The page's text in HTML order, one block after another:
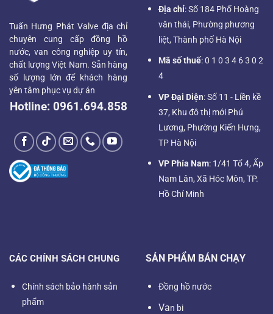
Tuấn Hưng Phát Valve địa chỉ
chuyên cung cấp đồng hồ
nước, van công nghiệp uy tín,
chất lượng Việt Nam. Sẵn hàng
số lượng lớn để khách hàng
yên tâm phục vụ dự án
Hotline: 0961.694.858
Địa chỉ: Số 184 Phố Hoàng
văn thái, Phường phương
liệt, Thành phố Hà Nội
Mã số thuế: 0 1 0 3 4 6 3 0 2
4
VP Đại Diện: Số 11 - Liền kề
37, Khu đô thị mới Phú
Lương, Phường Kiến Hưng,
TP Hà Nội
VP Phía Nam: 1/41 Tổ 4, Ấp
Nam Lân, Xã Hóc Môn, TP.
Hồ Chí Minh
CÁC CHÍNH SÁCH CHUNG
Chính sách bảo hành sản
phẩm
SẢN PHẨM BÁN CHẠY
Đồng hồ nước
Van bi